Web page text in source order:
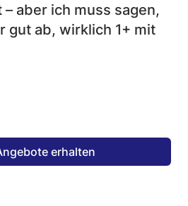
aber ich muss sagen,
gut ab, wirklich 1+ mit
erhalten